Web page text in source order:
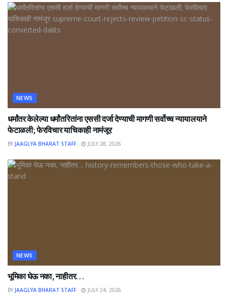
NEWS
धर्मांतर केलेल्या धर्मांतरितांना एससी दर्जा देण्याची मागणी सर्वोच्च न्यायालयाने
फेटाळली; फेरविचार याचिकाही नामंजूर
BY JAAGLYA BHARAT STAFF JULY 28, 2026
NEWS
भूमिका घेऊ नका, नाहीतर…
BY JAAGLYA BHARAT STAFF JULY 24, 2026